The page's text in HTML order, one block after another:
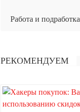
Работа и подработка
РЕКОМЕНДУЕМ